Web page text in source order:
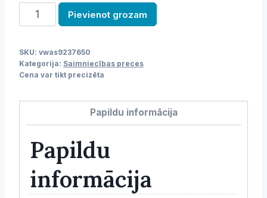
Atkritumu
tvertne
Pievienot grozam
SKU: vwas9237650
Kategorija: Saimniecības preces
Cena var tikt precizēta
Papildu informācija
Papildu
informācija